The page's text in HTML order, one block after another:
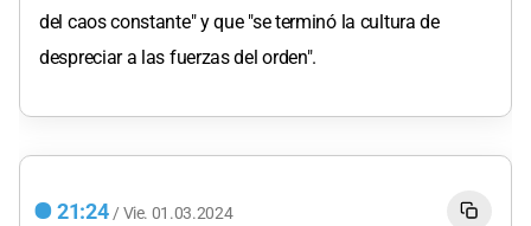
del caos constante" y que "se terminó la cultura de
despreciar a las fuerzas del orden".
21:24 / Vie. 01.03.2024